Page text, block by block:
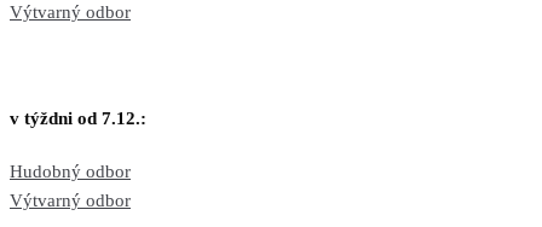
Výtvarný odbor
v týždni od 7.12.:
Hudobný odbor
Výtvarný odbor